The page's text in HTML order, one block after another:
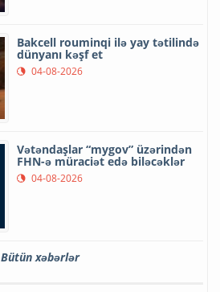
Bakcell rouminqi ilə yay tətilində
dünyanı kəşf et
04-08-2026
Vətəndaşlar “mygov” üzərindən
FHN-ə müraciət edə biləcəklər
04-08-2026
Bütün xəbərlər